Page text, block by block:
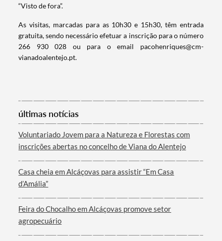
Filtros
“Visto de fora”.
As visitas, marcadas para as 10h30 e 15h30, têm entrada
gratuita, sendo necessário efetuar a inscrição para o número
266 930 028 ou para o email pacohenriques@cm-
vianadoalentejo.pt.
últimas notícias
Voluntariado Jovem para a Natureza e Florestas com
inscrições abertas no concelho de Viana do Alentejo
Casa cheia em Alcáçovas para assistir “Em Casa
d’Amália”
Feira do Chocalho em Alcáçovas promove setor
agropecuário